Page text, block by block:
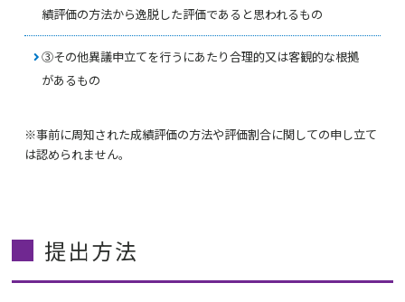
績評価の方法から逸脱した評価であると思われるもの
③その他異議申立てを行うにあたり合理的又は客観的な根拠
があるもの
※事前に周知された成績評価の方法や評価割合に関しての申し立て
は認められません。
提出方法